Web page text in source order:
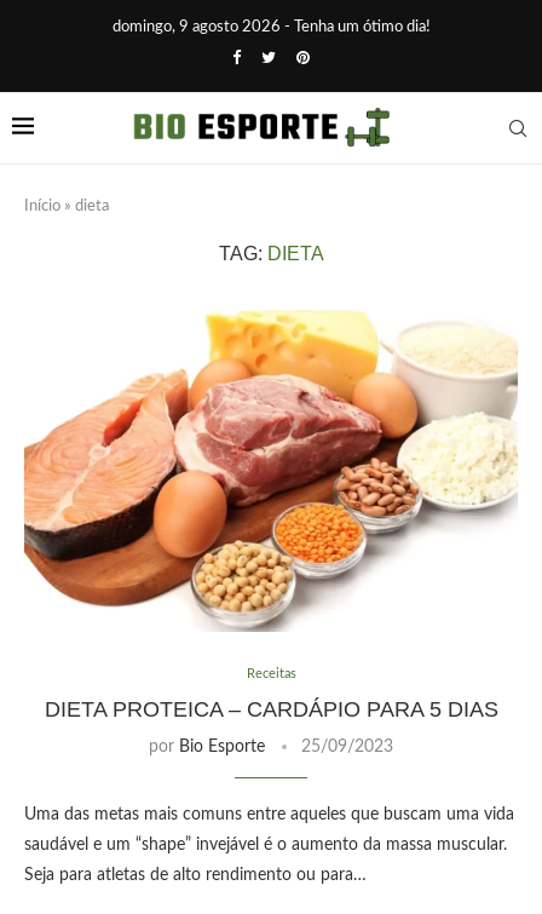
domingo, 9 agosto 2026 - Tenha um ótimo dia!
Início » dieta
TAG: DIETA
Receitas
DIETA PROTEICA – CARDÁPIO PARA 5 DIAS
por Bio Esporte 25/09/2023
Uma das metas mais comuns entre aqueles que buscam uma vida
saudável e um “shape” invejável é o aumento da massa muscular.
Seja para atletas de alto rendimento ou para…